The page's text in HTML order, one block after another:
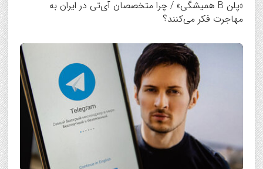
«پلن B همیشگی» / چرا متخصصان آی‌تی در ایران به
مهاجرت فکر می‌کنند؟